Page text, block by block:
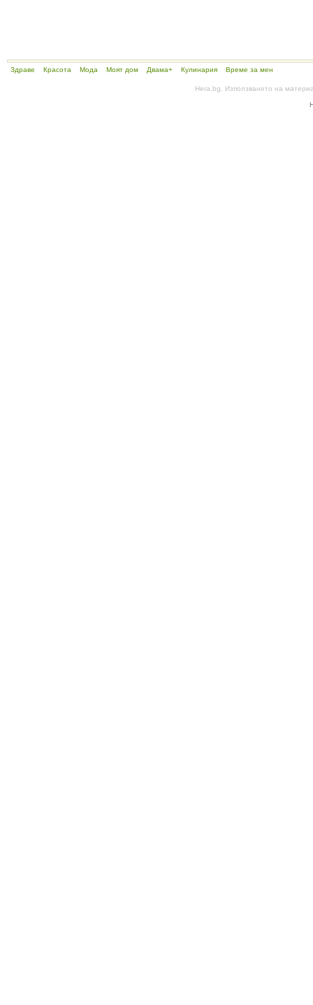
Здраве Красота Мода Моят дом Двама+ Кулинария Време за мен
Hera.bg. Използването на